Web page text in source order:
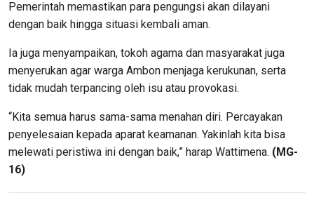
Pemerintah memastikan para pengungsi akan dilayani
dengan baik hingga situasi kembali aman.
Ia juga menyampaikan, tokoh agama dan masyarakat juga
menyerukan agar warga Ambon menjaga kerukunan, serta
tidak mudah terpancing oleh isu atau provokasi.
“Kita semua harus sama-sama menahan diri. Percayakan
penyelesaian kepada aparat keamanan. Yakinlah kita bisa
melewati peristiwa ini dengan baik,” harap Wattimena. (MG-
16)